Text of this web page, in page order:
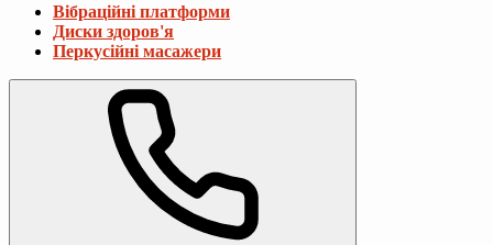
Вібраційні платформи
Диски здоров'я
Перкусійні масажери